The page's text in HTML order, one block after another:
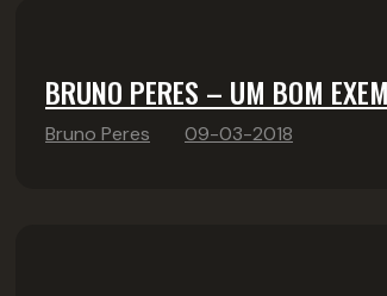
BRUNO PERES – UM BOM
Bruno Peres 09-03-2018